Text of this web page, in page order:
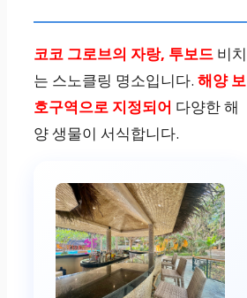
코코 그로브의 자랑, 투보드 비치
는 스노클링 명소입니다. 해양 보
호구역으로 지정되어 다양한 해
양 생물이 서식합니다.